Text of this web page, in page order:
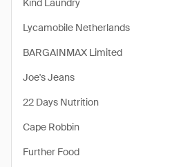
Kind Laundry
Lycamobile Netherlands
BARGAINMAX Limited
Joe's Jeans
22 Days Nutrition
Cape Robbin
Further Food